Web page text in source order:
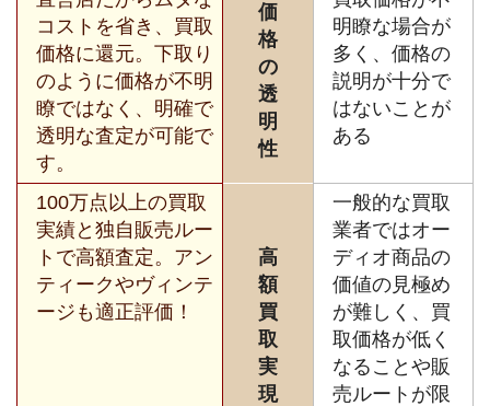
コストを省き、買取
価格に還元。下取り
のように価格が不明
瞭ではなく、明確で
透明な査定が可能で
す。
価
格
の
透
明
性
明瞭な場合が
多く、価格の
説明が十分で
はないことが
ある
100万点以上の買取
実績と独自販売ルー
トで高額査定。アン
ティークやヴィンテ
ージも適正評価！
高
額
買
取
実
現
一般的な買取
業者ではオー
ディオ商品の
価値の見極め
が難しく、買
取価格が低く
なることや販
売ルートが限